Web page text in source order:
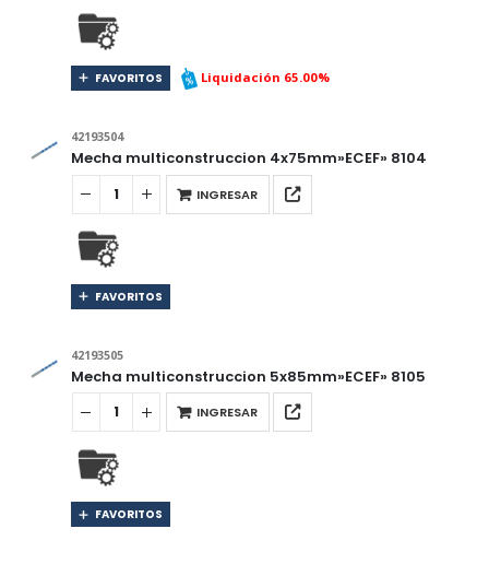
FAVORITOS Liquidación 65.00%
42193504
Mecha multiconstruccion 4x75mm»ECEF» 8104
INGRESAR
FAVORITOS
42193505
Mecha multiconstruccion 5x85mm»ECEF» 8105
INGRESAR
FAVORITOS